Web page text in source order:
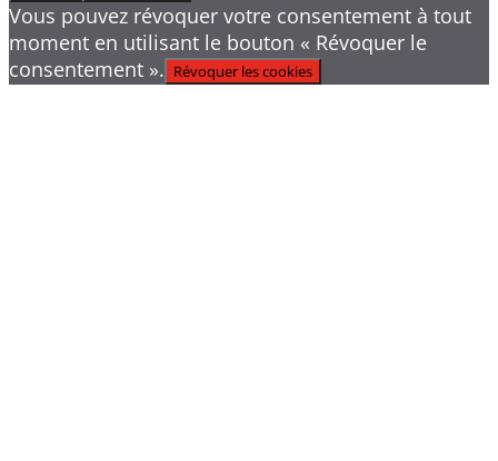
Vous pouvez révoquer votre consentement à tout
moment en utilisant le bouton « Révoquer le
consentement ». Révoquer les cookies